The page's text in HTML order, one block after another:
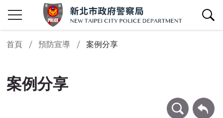
查詢區開關
首頁 預防宣導 案例分享
案例分享
條件查詢 回上一頁